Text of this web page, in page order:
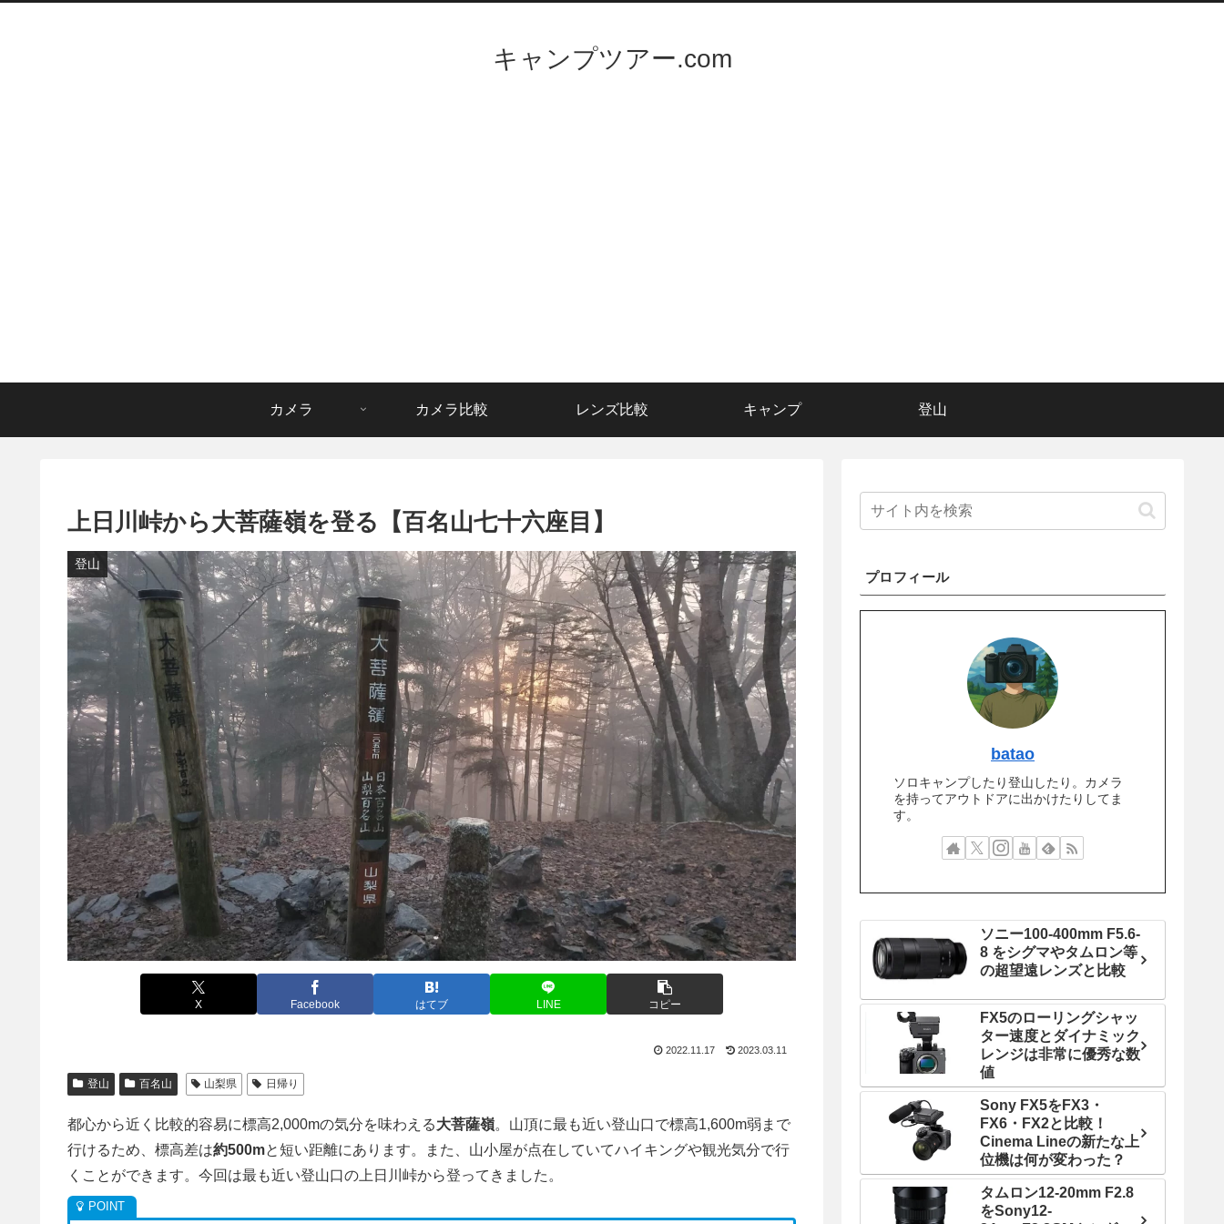
キャンプツアー.com
カメラ カメラ比較 レンズ比較 キャンプ 登山
上日川峠から大菩薩嶺を登る【百名山七十六座目】
登山
X Facebook はてブ LINE コピー
2022.11.17 2023.03.11
登山 百名山 山梨県 日帰り
都心から近く比較的容易に標高2,000mの気分を味わえる大菩薩嶺。山頂に最も近い登山口で標高1,600m弱まで
行けるため、標高差は約500mと短い距離にあります。また、山小屋が点在していてハイキングや観光気分で行
くことができます。今回は最も近い登山口の上日川峠から登ってきました。
プロフィール
batao
ソロキャンプしたり登山したり。カメラ
を持ってアウトドアに出かけたりしてま
す。
ソニー100-400mm F5.6-
8 をシグマやタムロン等
の超望遠レンズと比較
FX5のローリングシャッ
ター速度とダイナミック
レンジは非常に優秀な数
値
Sony FX5をFX3・
FX6・FX2と比較！
Cinema Lineの新たな上
位機は何が変わった？
タムロン12-20mm F2.8
をSony12-